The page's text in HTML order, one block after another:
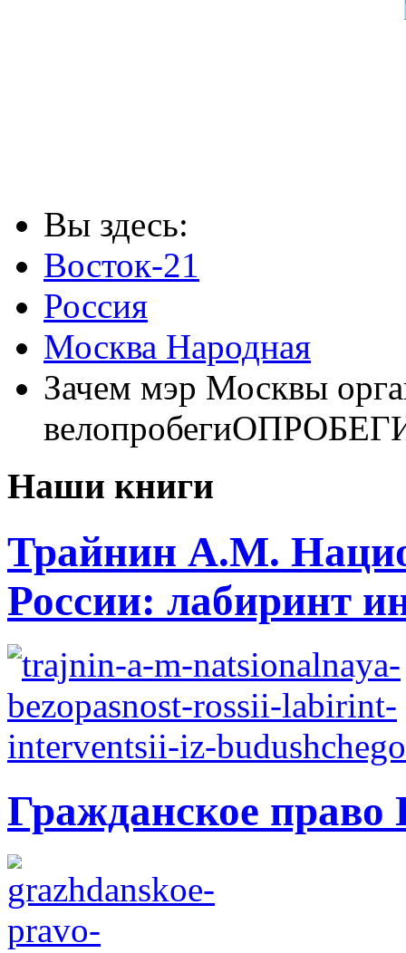
Вы здесь:
Восток-21
Россия
Москва Народная
Зачем мэр Москвы
Наши книги
Трайнин А.М.
России: лабиринт
Гражданское право